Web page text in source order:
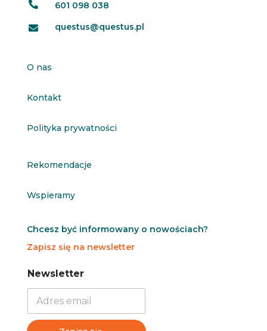
 601 098 038
 questus@questus.pl
O nas
Kontakt
Polityka prywatności
Rekomendacje
Wspieramy
Chcesz być informowany o nowościach?
Zapisz się na newsletter
N
N
Newsletter